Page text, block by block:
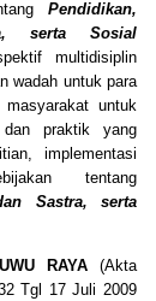
Pendidikan,
serta Sosial
multidisiplin
wadah untuk para
untuk
dan praktik yang
implementasi
tentang
Sastra, serta
RAYA(Akta
Tgl 17 Juli 2009